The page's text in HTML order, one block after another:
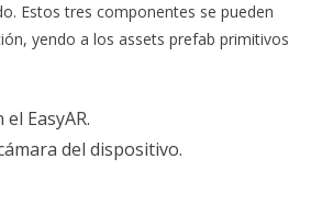
Estos tres componentes se pueden
yendo a los assets prefab primitivos
EasyAR.
del dispositivo.